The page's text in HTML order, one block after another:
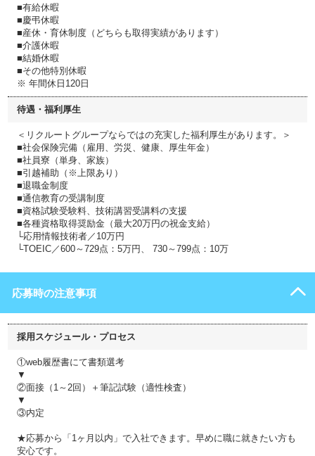
■有給休暇
■慶弔休暇
■産休・育休制度（どちらも取得実績があります）
■介護休暇
■結婚休暇
■その他特別休暇
※ 年間休日120日
待遇・福利厚生
＜リクルートグループならではの充実した福利厚生があります。＞
■社会保険完備（雇用、労災、健康、厚生年金）
■社員寮（単身、家族）
■引越補助（※上限あり）
■退職金制度
■通信教育の受講制度
■資格試験受験料、技術講習受講料の支援
■各種資格取得奨励金（最大20万円の祝金支給）
└応用情報技術者／10万円
└TOEIC／600～729点：5万円、 730～799点：10万
応募時の注意事項
採用スケジュール・プロセス
①web履歴書にて書類選考
▼
②面接（1～2回）＋筆記試験（適性検査）
▼
③内定
★応募から「1ヶ月以内」で入社できます。早めに職に就きたい方も
安心です。